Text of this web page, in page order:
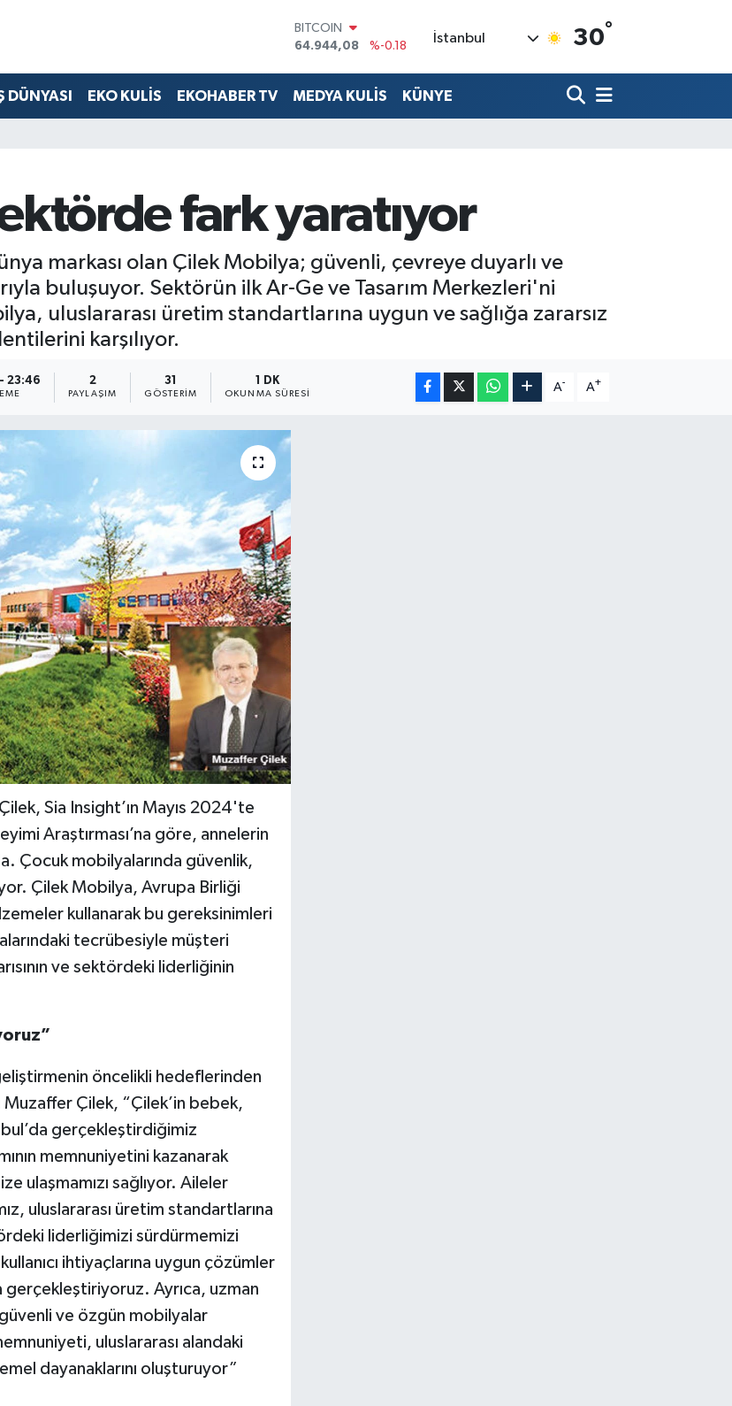
BITCOIN
64.944,08
%-0.18
47,7436
%0.18
EURO
13.779
%-14
İstanbul 30°
DÜNYASI EKO KULİS EKOHABER TV MEDYA KULİS KÜNYE
fark yaratıyor
markası olan Çilek Mobilya; güvenli, çevreye duyarlı ve
buluşuyor. Sektörün ilk Ar-Ge ve Tasarım Merkezleri'ni
uluslararası üretim standartlarına uygun ve sağlığa zararsız
karşılıyor.
23:46 2
PAYLAŞIM
31
GÖSTERIM
1 DK
OKUNMA SÜRESI
A- A+
Sia Insight’ın Mayıs 2024'te
Araştırması’na göre, annelerin
Çocuk mobilyalarında güvenlik,
Çilek Mobilya, Avrupa Birliği
kullanarak bu gereksinimleri
tecrübesiyle müşteri
ve sektördeki liderliğinin
öncelikli hedeflerinden
Çilek, “Çilek’in bebek,
gerçekleştirdiğimiz
memnuniyetini kazanarak
ulaşmamızı sağlıyor. Aileler
uluslararası üretim standartlarına
liderliğimizi sürdürmemizi
ihtiyaçlarına uygun çözümler
Ayrıca, uzman
ve özgün mobilyalar
uluslararası alandaki
dayanaklarını oluşturuyor”